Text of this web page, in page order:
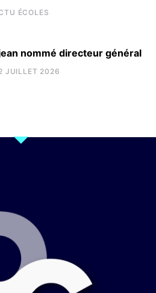
ÉCOLES
nommé directeur général
JUILLET 2026